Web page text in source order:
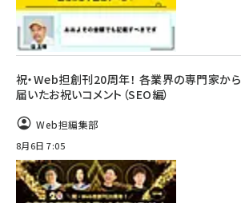
祝・Web担創刊20周年！ 各業界の専門家から
届いたお祝いコメント（SEO編）
Web担編集部
8月6日 7:05